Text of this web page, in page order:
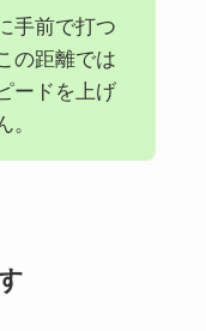
手前で打つ
の距離では
ードを上げ
。